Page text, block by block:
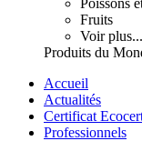
Poissons
Fruits
Voir plus...
Produits du
Accueil
Actualités
Certificat
Professionnels